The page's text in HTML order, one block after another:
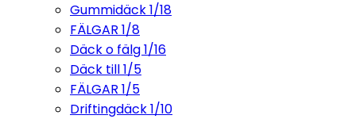
Gummidäck 1/18
FÄLGAR 1/8
Däck o fälg 1/16
Däck till 1/5
FÄLGAR 1/5
Driftingdäck 1/10